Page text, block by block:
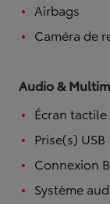
Airbags
Caméra de
Audio &
Écran tactile
Prise(s) USB
Connexion
Système